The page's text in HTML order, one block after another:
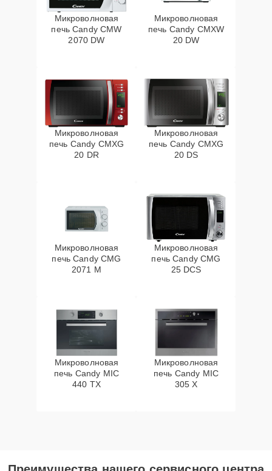
Микроволновая
печь Candy CMW
2070 DW
Микроволновая
печь Candy CMXW
20 DW
Микроволновая
печь Candy CMXG
20 DR
Микроволновая
печь Candy CMXG
20 DS
Микроволновая
печь Candy CMG
2071 M
Микроволновая
печь Candy CMG
25 DCS
Микроволновая
печь Candy MIC
440 TX
Микроволновая
печь Candy MIC
305 X